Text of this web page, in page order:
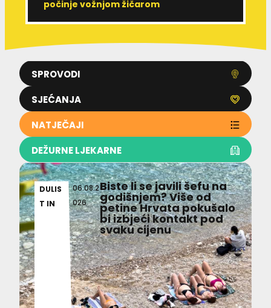
SPROVODI
SJEĆANJA
NATJEČAJI
DEŽURNE LJEKARNE
počinje vožnjom žičarom
DULIS
T IN
06.08.2
026
Biste li se javili šefu na
godišnjem? Više od
petine Hrvata pokušalo
bi izbjeći kontakt pod
svaku cijenu